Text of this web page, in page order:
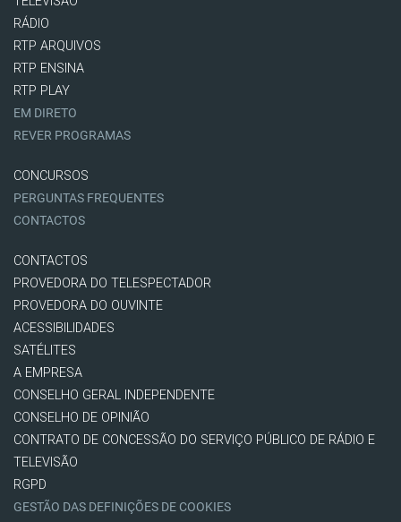
RÁDIO
RTP ARQUIVOS
RTP ENSINA
RTP PLAY
EM DIRETO
REVER PROGRAMAS
CONCURSOS
PERGUNTAS FREQUENTES
CONTACTOS
CONTACTOS
PROVEDORA DO TELESPECTADOR
PROVEDORA DO OUVINTE
ACESSIBILIDADES
SATÉLITES
A EMPRESA
CONSELHO GERAL INDEPENDENTE
CONSELHO DE OPINIÃO
CONTRATO DE CONCESSÃO DO SERVIÇO PÚBLICO DE RÁDIO E
TELEVISÃO
RGPD
GESTÃO DAS DEFINIÇÕES DE COOKIES